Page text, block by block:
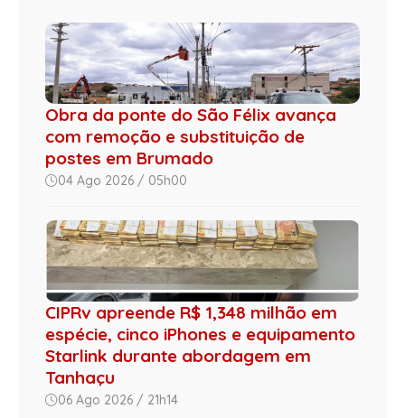
Obra da ponte do São Félix avança
com remoção e substituição de
postes em Brumado
04 Ago 2026 / 05h00
CIPRv apreende R$ 1,348 milhão em
espécie, cinco iPhones e equipamento
Starlink durante abordagem em
Tanhaçu
06 Ago 2026 / 21h14